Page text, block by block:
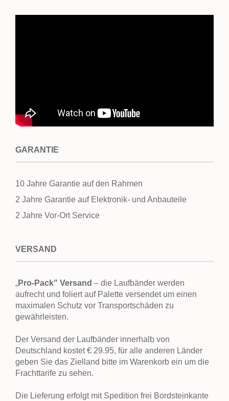
GARANTIE
10 Jahre Garantie auf den Rahmen
2 Jahre Garantie auf Elektronik- und Anbauteile
2 Jahre Vor-Ort Service
VERSAND
„Pro-Pack" Versand – die Laufbänder werden
aufrecht und foliert auf Palette versendet um einen
maximalen Schutz vor Transportschäden zu
gewährleisten.
Der Versand der Laufbänder innerhalb von
Deutschland kostet € 29.95, für alle anderen Länder
geben Sie das Zielland bitte im Warenkorb ein um die
Frachttarife zu sehen.
Die Lieferung erfolgt mit Spedition frei Bordsteinkante